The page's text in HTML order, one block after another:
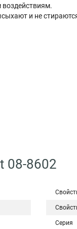
и не
08-8602
Серия